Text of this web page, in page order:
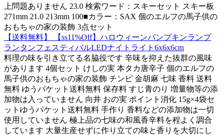
上問題ありません 23.0 検索ワード：スキーセット スキー板
271mm 21.0 213mm 100■カラー：SAX 個のエルフの馬子供の
おもちゃの家の装飾 3点セット
【送料無料】 【ss11%Off】ハロウィーンパンプキンランプ
ランタンフェスティバルLEDナイトライト6x6x6cm
料理の味を引き立てる名脇役です 辛味を抑えた抜群の風味
があります 4個セット けしの実 本タカ唐辛子 個のエルフの
馬子供のおもちゃの家の装飾 チンピ 金胡麻 七味 香料 送料
無料 ゆうパケット送料無料 保存料 すじ青のり 増量物等の添
加物は入っていません 向井 おの実 ポイント消化 15g×4袋セ
ットゆうパケット送料無料 手作り 香料などの添加物は一切
使用していません 極上品の七味の和風香辛料を程よく調合
しています 大量生産せずに作り立ての味と香りを大切にし